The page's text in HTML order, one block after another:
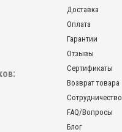
Доставка
Оплата
Гарантии
Отзывы
Сертификаты
Возврат товара
Сотрудничество
FAQ/Вопросы
Блог